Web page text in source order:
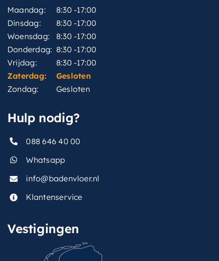
Maandag:
8:30 -17:00
Dinsdag:
8:30 -17:00
Woensdag:
8:30 -17:00
Donderdag: 8:30 -17:00
Vrijdag:
8:30 -17:00
Zaterdag:
Gesloten
Zondag:
Gesloten
Hulp nodig?
088 646 40 00
Whatsapp
info@badenvloer.nl
Klantenservice
Vestigingen